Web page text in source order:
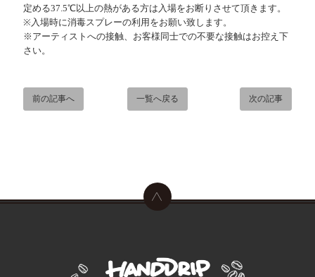
定める37.5℃以上の熱がある方は入場をお断りさせて頂きます。
※入場時に消毒スプレーの利用をお願い致します。
※アーティストへの接触、お客様同士での不要な接触はお控え下
さい。
次の記事
一覧へ戻る
前の記事へ